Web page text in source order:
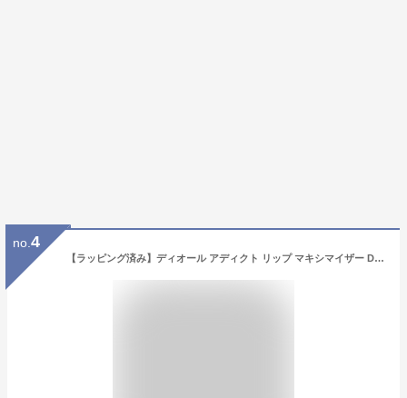
no. 4
【ラッピング済み】ディオール アディクト リップ マキシマイザー DIOR リップクリーム リップケア ティント ティントリップ コスメ 下地 010/ホロピンク 母の日 1個 (x 1)